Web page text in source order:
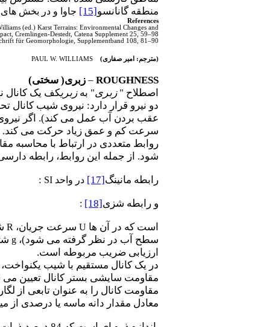
منطقه گانانسو[15] جاوا و در بخش
References
(ed.) Karst Terrains: Environmental Changes and
Cremlingen-Destedt, Catena Supplement 25, 59–98.
für Geomorphologie, Supplementband 108, 81–90.
(مترجم: امیر صفاری) PAUL W. WILLIAMS
ROUGHNESS
– زبری( سختی)
اصطلاح "زبری" بهزبریکف یک کانال
دو نیرو قرار دارد: نیروی شیب کانال
عقب بردن آب عمل می کند). اگر
سرعت کم و عمق زیاد حرکت می کند.
روابط متعددی در ارتباط با محاسبه
شود. از جمله این روابط، رابطه
رابطه مانینگ[17] در واحد SI
:
و رابطه شزی[18]
:
است که در آن ها U سرعت جریان، R
سطح آب در نظر گرفته می شود)، g
ارزیابی ضریب مربوطه است.
در یک کانال مستقیم با شیب
مقاومت سایشی بستر کانال تعیین
مقاومت کانال را به عنوان تابعی از
معادل مقدار دانه ماسه یا درصدی از